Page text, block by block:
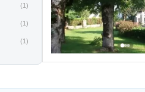
(1)
(1)
(1)